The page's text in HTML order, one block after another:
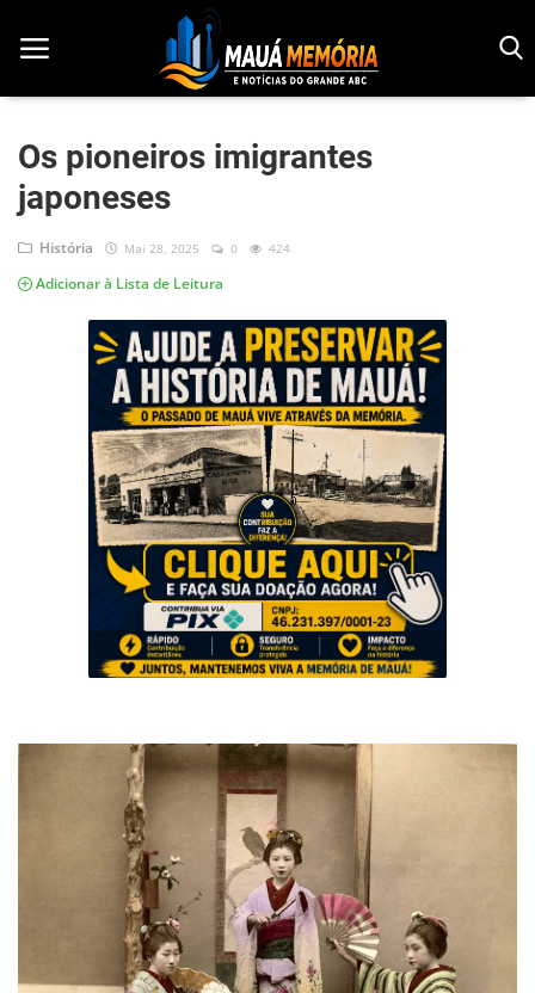
Início
Dorama
História da Família
Os pioneiros imigrantes
japoneses
História Mai 28, 2025 0 424
Adicionar à Lista de Leitura